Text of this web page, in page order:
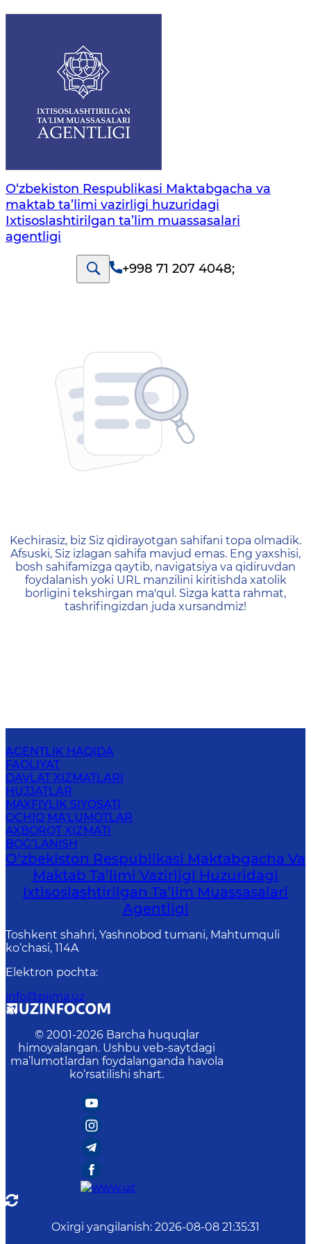
O‘zbekiston Respublikasi Maktabgacha va
maktab ta’limi vazirligi huzuridagi
Ixtisoslashtirilgan ta’lim muassasalari
agentligi
+998 71 207 4048;
404 — Страница не
Kechirasiz, biz Siz qidirayotgan sahifani topa olmadik.
Afsuski, Siz izlagan sahifa mavjud emas. Eng yaxshisi,
bosh sahifamizga qaytib, navigatsiya va qidiruvdan
foydalanish yoki URL manzilini kiritishda xatolik
borligini tekshirgan ma'qul. Sizga katta rahmat,
tashrifingizdan juda xursandmiz!
AGENTLIK HAQIDA
FAOLIYAT
DAVLAT XIZMATLARI
HUJJATLAR
MAXFIYLIK SIYOSATI
OCHIQ MA'LUMOTLAR
AXBOROT XIZMATI
BOG‘LANISH
O‘zbekiston Respublikasi Maktabgacha Va
Maktab Ta’limi Vazirligi Huzuridagi
Ixtisoslashtirilgan Ta’lim Muassasalari
Agentligi
Toshkent shahri, Yashnobod tumani, Mahtumquli
ko‘chasi, 114A
Elektron pochta:
info@piima.uz
© 2001-2026 Barcha huquqlar
himoyalangan. Ushbu veb-saytdagi
ma’lumotlardan foydalanganda havola
ko‘rsatilishi shart.
Oxirgi yangilanish: 2026-08-08 21:35:31